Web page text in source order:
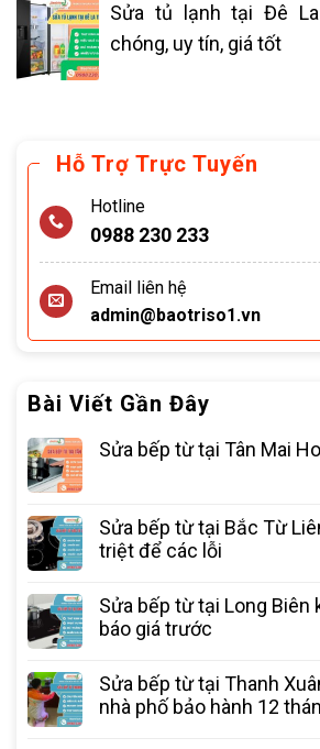
Hỗ Trợ Trực Tuyến
Hotline
0988 230 233
Email liên hệ
admin@baotriso1.vn
Bài Viết Gần Đây
Sửa bếp từ tại Tân Mai
Sửa bếp từ tại Bắc Từ
triệt để các lỗi
Sửa bếp từ tại Long Biên
báo giá trước
Sửa bếp từ tại Thanh
nhà phố bảo hành 12
Sửa tủ lạnh tại Đê
chóng, uy tín, giá tốt